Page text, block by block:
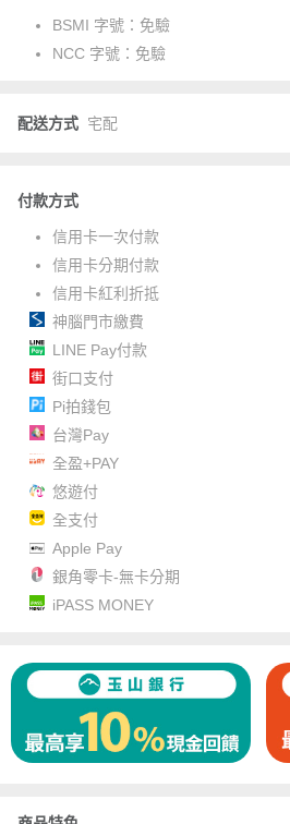
BSMI 字號： 免驗
NCC 字號： 免驗
配送方式 宅配
付款方式
信用卡一次付款
信用卡分期付款
信用卡紅利折抵
神腦門市繳費
LINE Pay付款
街口支付
Pi拍錢包
台灣Pay
全盈+PAY
悠遊付
全支付
Apple Pay
銀角零卡-無卡分期
iPASS MONEY